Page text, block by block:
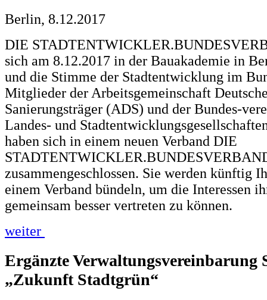
Berlin, 8.12.2017
DIE
sich am 8.12.2017 in der Bauakademie in
und die Stimme der Stadtentwicklung im
Mitglieder der Arbeitsgemeinschaft
Sanierungsträger (ADS) und der Bundes-
Landes- und
haben sich in einem neuen Verband DIE
zusammengeschlossen. Sie werden künftig
einem Verband bündeln, um die Interessen
gemeinsam besser vertreten zu können.
weiter
Ergänzte Verwaltungsvereinbarung
„Zukunft Stadtgrün“